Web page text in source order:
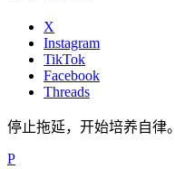
X
Instagram
TikTok
Facebook
Threads
停止拖延，开始培养自律。
P